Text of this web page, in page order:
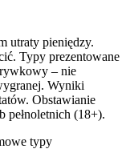
utraty pieniędzy.
Typy prezentowane
– nie
Wyniki
Obstawianie
pełnoletnich (18+).
typy